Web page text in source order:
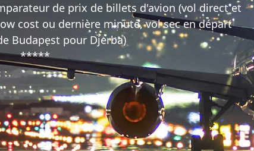
de prix de billets d'avion (vol direct et
cost ou dernière minute, vol sec en départ
Budapest pour Djerba)
*****